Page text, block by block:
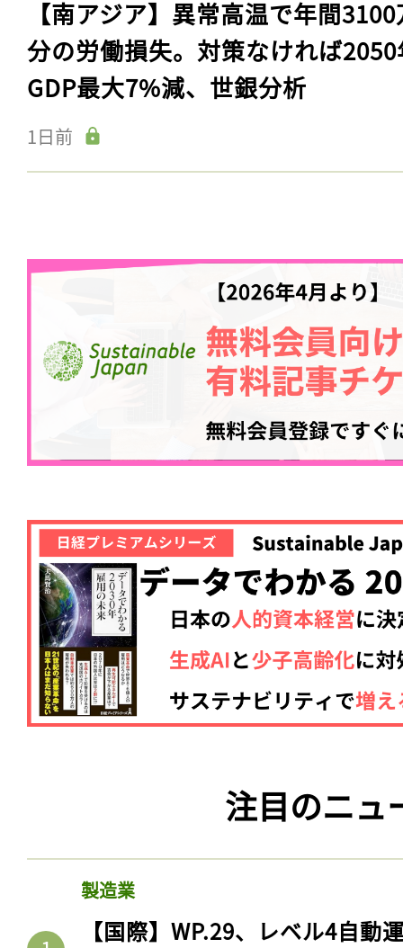
【南アジア】異常高温で年間
分の労働損失。対策なければ
GDP最大7%減、世銀分析
1日前
注目のニュ
製造業
【国際】WP.29、レベル4自動